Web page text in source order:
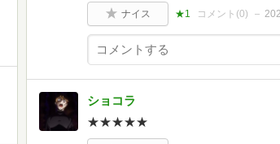
ナイス ★1 コメント(0)
ショコラ
★★★★★